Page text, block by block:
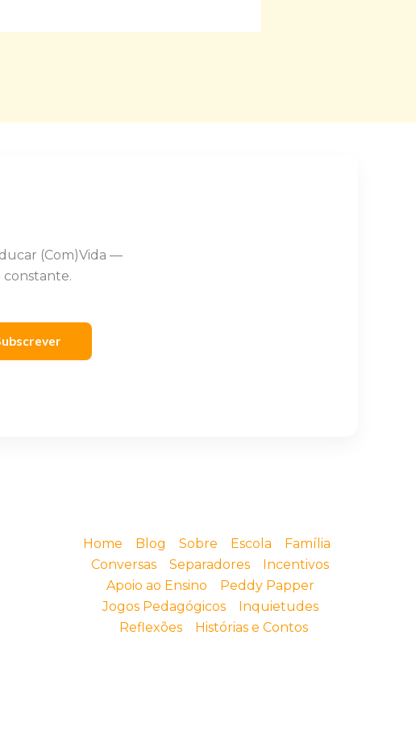
(Com)Vida —
constante.
Home Blog Sobre Escola
Família
Conversas
Separadores
Incentivos
Apoio ao Ensino
Peddy Papper
Jogos Pedagógicos
Inquietudes
Reflexões
Histórias e Contos